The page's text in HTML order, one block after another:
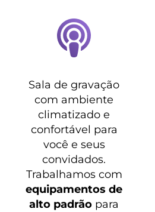
Sala de gravação
com ambiente
climatizado e
confortável para
você e seus
convidados.
Trabalhamos com
equipamentos de
alto padrão para